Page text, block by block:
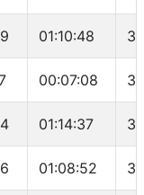
01:10:48
00:07:08
01:14:37
01:08:52